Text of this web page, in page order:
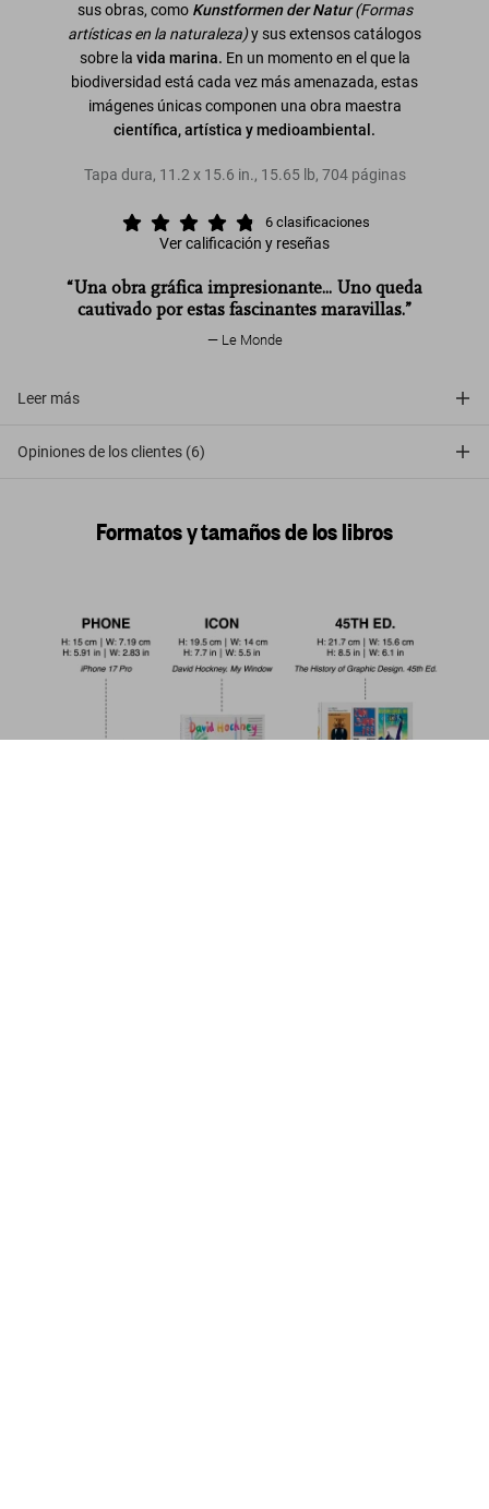
sus obras, como Kunstformen der Natur(Formas
artísticas en la naturaleza)y sus extensos catálogos
sobre la vida marina. En un momento en el que la
biodiversidad está cada vez más amenazada, estas
imágenes únicas componen una obra maestra
científica, artística y medioambiental.
Tapa dura, 11.2 x 15.6 in., 15.65 lb, 704 páginas
6 clasificaciones
Ver calificación y reseñas
“Una obra gráfica impresionante... Uno queda
cautivado por estas fascinantes maravillas.”
Le Monde
Leer más
Opiniones de los clientes (6)
Formatos y tamaños de los libros